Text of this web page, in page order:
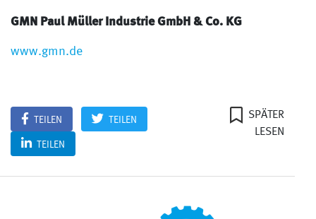
GMN Paul Müller Industrie GmbH & Co. KG
www.gmn.de
TEILEN TEILEN
TEILEN
SPÄTER
LESEN